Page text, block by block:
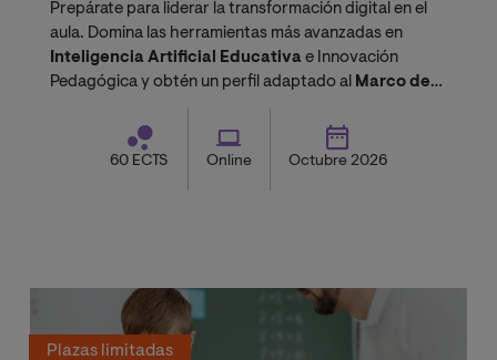
Prepárate para liderar la transformación digital en el
aula. Domina las herramientas más avanzadas en
Inteligencia Artificial Educativa e Innovación
Pedagógica y obtén un perfil adaptado al Marco de
Competencia Digital Docente
60 ECTS Online Octubre 2026
Plazas limitadas